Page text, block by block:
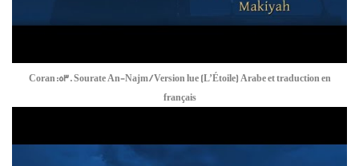
Coran:53. Sourate An-Najm / Version lue (L’Étoile) Arabe et traduction en
français